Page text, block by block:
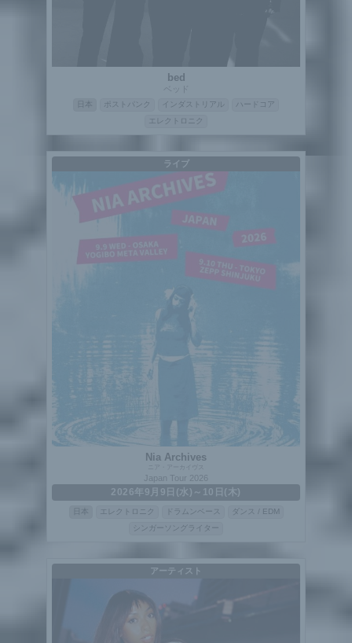
bed
ベッド
ポストパンク インダストリアル
ハードコア
エレクトロニク
ライブ
Nia Archives
Japan Tour 2026
2026年9月9日(水)～10日(木)
エレクトロニク ドラムンベース
ダンス / EDM
シンガーソングライター
アーティスト